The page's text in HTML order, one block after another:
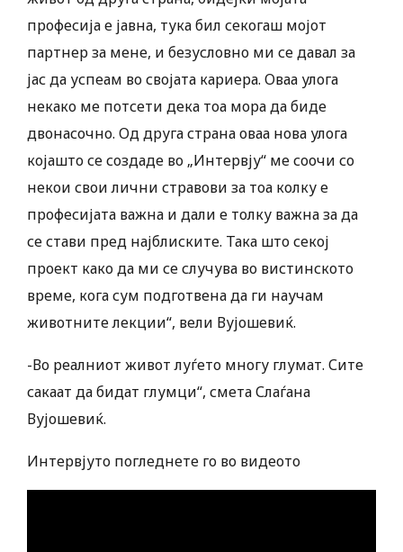
професија е јавна, тука бил секогаш мојот
партнер за мене, и безусловно ми се давал за
јас да успеам во својата кариера. Оваа улога
некако ме потсети дека тоа мора да биде
двонасочно. Од друга страна оваа нова улога
којашто се создаде во „Интервју“ ме соочи со
некои свои лични стравови за тоа колку е
професијата важна и дали е толку важна за да
се стави пред најблиските. Така што секој
проект како да ми се случува во вистинското
време, кога сум подготвена да ги научам
животните лекции“, вели Вујошевиќ.
-Во реалниот живот луѓето многу глумат. Сите
сакаат да бидат глумци“, смета Слаѓана
Вујошевиќ.
Интервјуто погледнете го во видеото